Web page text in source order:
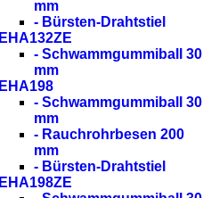
mm
- Bürsten-Drahtstiel
EHA132ZE
- Schwammgummiball 30
mm
EHA198
- Schwammgummiball 30
mm
- Rauchrohrbesen 200
mm
- Bürsten-Drahtstiel
EHA198ZE